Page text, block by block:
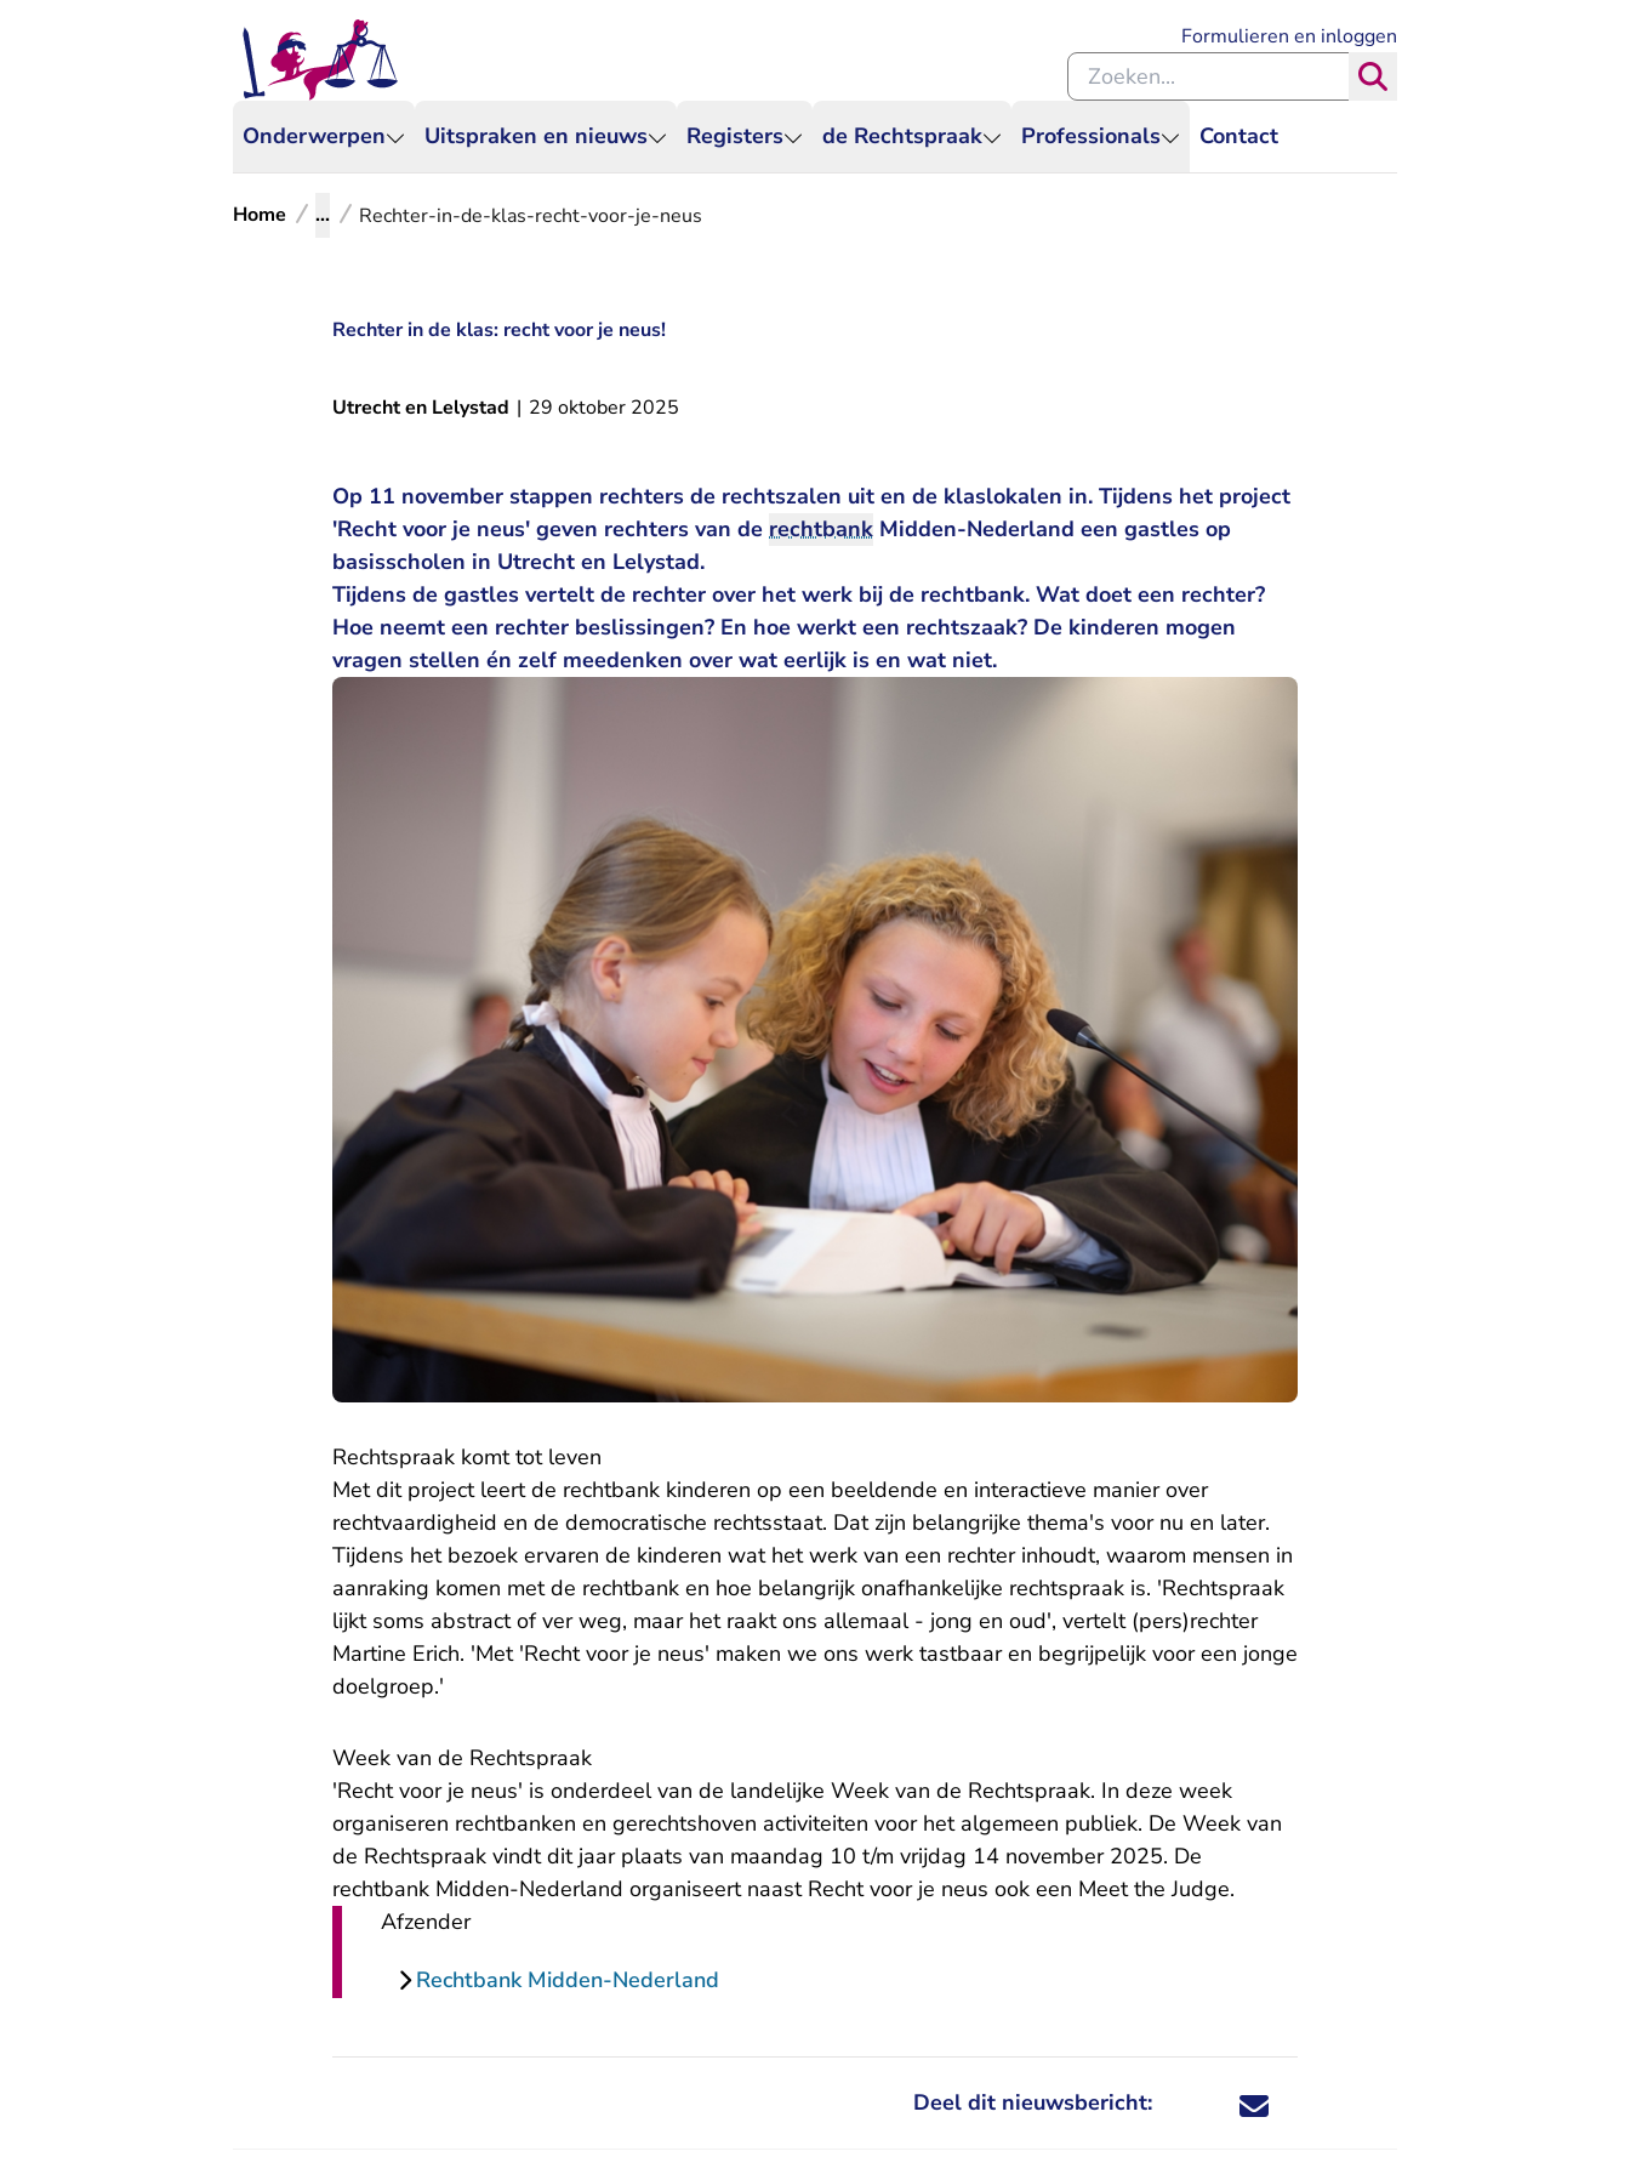
Onderwerpen Uitspraken en nieuws Registers de Rechtspraak Professionals Contact
Formulieren en inloggen
Zoeken binnen de Rechtspraak
Home ... Rechter-in-de-klas-recht-voor-je-neus
Rechter in de klas: recht voor je neus!
Utrecht en Lelystad | 29 oktober 2025
Op 11 november stappen rechters de rechtszalen uit en de klaslokalen in. Tijdens het project
'Recht voor je neus' geven rechters van de rechtbank Midden-Nederland een gastles op
basisscholen in Utrecht en Lelystad.
Tijdens de gastles vertelt de rechter over het werk bij de rechtbank. Wat doet een rechter?
Hoe neemt een rechter beslissingen? En hoe werkt een rechtszaak? De kinderen mogen
vragen stellen én zelf meedenken over wat eerlijk is en wat niet.
Rechtspraak komt tot leven
Met dit project leert de rechtbank kinderen op een beeldende en interactieve manier over
rechtvaardigheid en de democratische rechtsstaat. Dat zijn belangrijke thema's voor nu en later.
Tijdens het bezoek ervaren de kinderen wat het werk van een rechter inhoudt, waarom mensen in
aanraking komen met de rechtbank en hoe belangrijk onafhankelijke rechtspraak is. 'Rechtspraak
lijkt soms abstract of ver weg, maar het raakt ons allemaal - jong en oud', vertelt (pers)rechter
Martine Erich. 'Met 'Recht voor je neus' maken we ons werk tastbaar en begrijpelijk voor een jonge
doelgroep.'
Week van de Rechtspraak
'Recht voor je neus' is onderdeel van de landelijke Week van de Rechtspraak. In deze week
organiseren rechtbanken en gerechtshoven activiteiten voor het algemeen publiek. De Week van
de Rechtspraak vindt dit jaar plaats van maandag 10 t/m vrijdag 14 november 2025. De
rechtbank Midden-Nederland organiseert naast Recht voor je neus ook een Meet the Judge.
Afzender
Rechtbank Midden-Nederland
Deel dit nieuwsbericht: Deel dit nieuwsbericht via X - U verlaat
Deel dit nieuwsbericht via Facebook - U
Deel dit nieuwsbericht via e-mail
Deel dit nieuwsbericht via LinkedIn - U